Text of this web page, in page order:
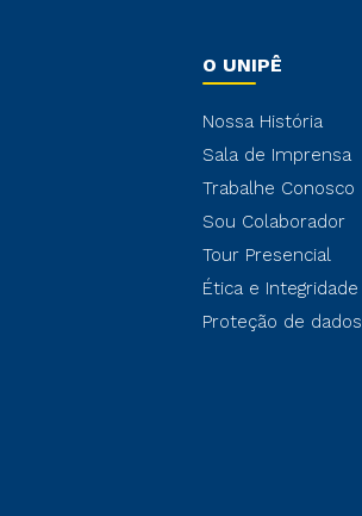
O UNIPÊ
Nossa História
Sala de Imprensa
Trabalhe Conosco
Sou Colaborador
Tour Presencial
Ética e Integridade
Proteção de dados